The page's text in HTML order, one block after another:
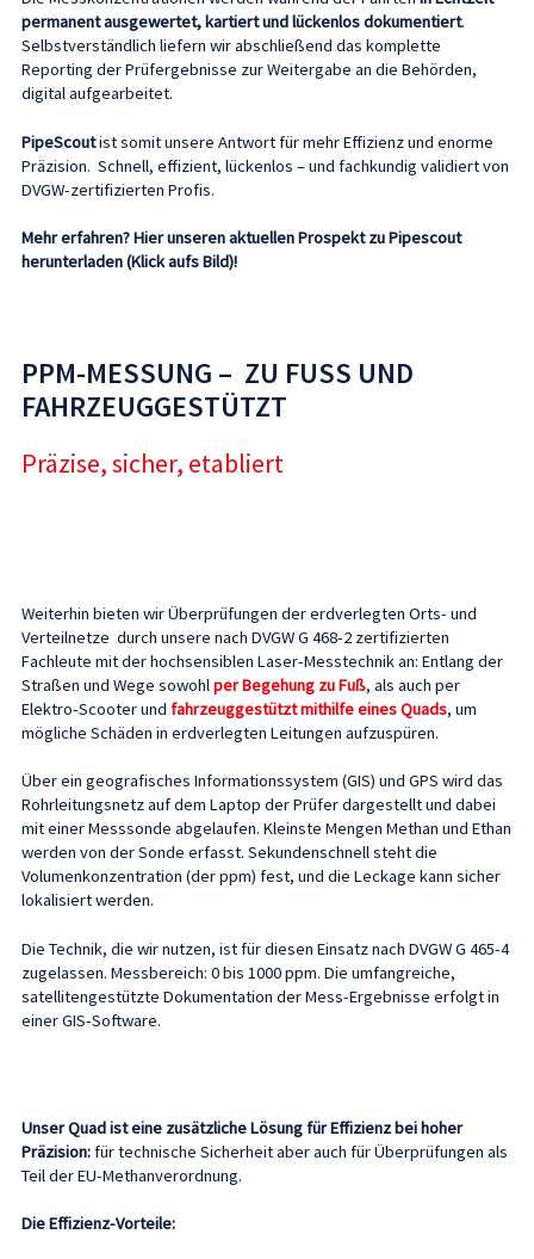
permanent ausgewertet, kartiert und lückenlos dokumentiert.
Selbstverständlich liefern wir abschließend das komplette
Reporting der Prüfergebnisse zur Weitergabe an die Behörden,
digital aufgearbeitet.
PipeScoutist somit unsere Antwort für mehr Effizienz und enorme
Präzision. Schnell, effizient, lückenlos – und fachkundig validiert von
DVGW-zertifizierten Profis.
Mehr erfahren? Hier unseren aktuellen Prospekt zu Pipescout
herunterladen (Klick aufs Bild)!
PPM-MESSUNG – ZU FUSS UND F
AHRZEUGGESTÜTZT
Präzise, sicher, etabliert
Weiterhin bieten wir Überprüfungen der erdverlegten Orts- und
Verteilnetze durch unsere nach DVGW G 468-2 zertifizierten
Fachleute mit der hochsensiblen Laser-Messtechnik an: Entlang der
Straßen und Wege sowohlper Begehung zu Fuß, als auch per
Elektro-Scooter und fahrzeuggestützt mithilfe eines Quads, um
mögliche Schäden in erdverlegten Leitungen aufzuspüren.
Über ein geografisches Informationssystem (GIS) und GPS wird das
Rohrleitungsnetz auf dem Laptop der Prüfer dargestellt und dabei
mit einer Messsonde abgelaufen. Kleinste Mengen Methan und Ethan
werden von der Sonde erfasst. Sekundenschnell steht die
Volumenkonzentration (der ppm) fest, und die Leckage kann sicher
lokalisiert werden.
Die Technik, die wir nutzen, ist für diesen Einsatz nach DVGW G 465-4
zugelassen. Messbereich: 0 bis 1000 ppm. Die umfangreiche,
satellitengestützte Dokumentation der Mess-Ergebnisse erfolgt in
einer GIS-Software.
Unser Quad ist eine zusätzliche Lösung für Effizienz bei hoher
Präzision:für technische Sicherheit aber auch für Überprüfungen als
Teil der EU-Methanverordnung.
Die Effizienz-Vorteile: